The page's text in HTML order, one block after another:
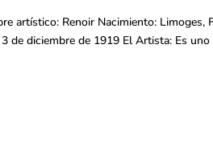
artístico: Renoir Nacimiento: Limoges,
de diciembre de 1919 El Artista: Es